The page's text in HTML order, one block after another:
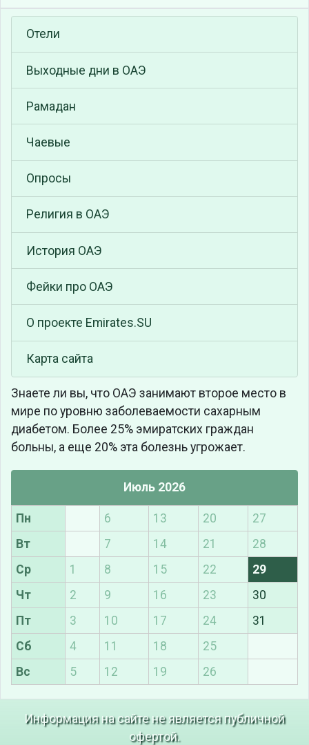
Отели
Выходные дни в ОАЭ
Рамадан
Чаевые
Опросы
Религия в ОАЭ
История ОАЭ
Фейки про ОАЭ
О проекте Emirates.SU
Карта сайта
Знаете ли вы, что ОАЭ занимают второе место в
мире по уровню заболеваемости сахарным
диабетом. Более 25% эмиратских граждан
больны, а еще 20% эта болезнь угрожает.
Июль 2026
Пн 6 13 20
27
Вт
7 14 21
28
Ср
1 8 15 22
29
Чт
2 9 16 23
30
Пт
3 10 17 24
31
Сб
4 11 18
25
Вс
5 12 19 26
Информация на сайте не является публичной
офертой.